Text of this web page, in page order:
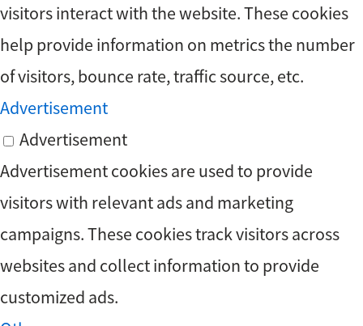
visitors interact with the website. These cookies
help provide information on metrics the number
of visitors, bounce rate, traffic source, etc.
Advertisement
Advertisement
Advertisement cookies are used to provide
visitors with relevant ads and marketing
campaigns. These cookies track visitors across
websites and collect information to provide
customized ads.